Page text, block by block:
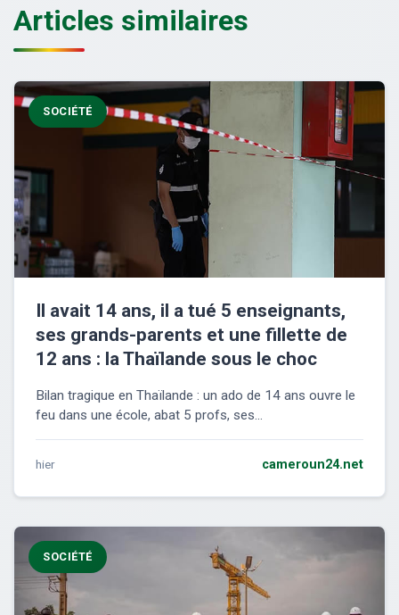
Articles similaires
SOCIÉTÉ
Il avait 14 ans, il a tué 5 enseignants,
ses grands-parents et une fillette de
12 ans : la Thaïlande sous le choc
Bilan tragique en Thaïlande : un ado de 14 ans ouvre le
feu dans une école, abat 5 profs, ses...
hier cameroun24.net
SOCIÉTÉ